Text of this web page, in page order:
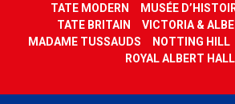
TATE MODERN
MUSÉE
TATE BRITAIN
VICTORIA &
MADAME TUSSAUDS
NOTTING HILL
ROYAL ALBERT HALL